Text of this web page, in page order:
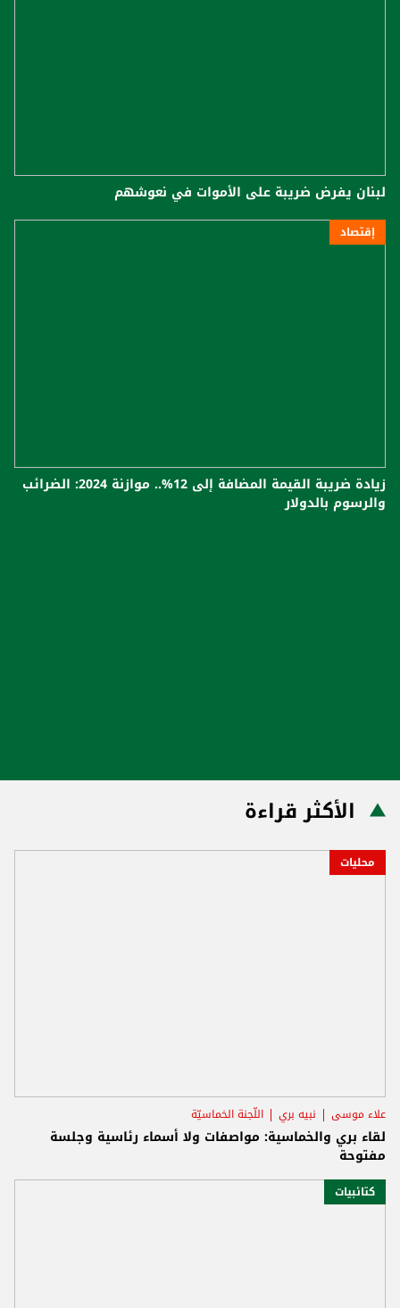
لبنان يفرض ضريبة على الأموات في نعوشهم
إقتصاد
زيادة ضريبة القيمة المضافة إلى 12%.. موازنة 2024: الضرائب
والرسوم بالدولار
الأكثر قراءة
محليات
علاء موسى نبيه بري اللّجنة الخماسيّة
لقاء بري والخماسية: مواصفات ولا أسماء رئاسية وجلسة
مفتوحة
كتائبيات